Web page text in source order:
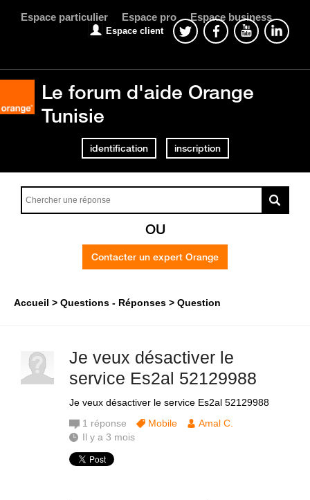
Espace particulier Espace pro Espace business
Espace client
Le forum d'aide Orange
Tunisie
identification inscription
OU
Contacter un expert Orange
Accueil Questions - Réponses Question
Je veux désactiver le
service Es2al 52129988
Je veux désactiver le service Es2al 52129988
1 réponse Mobile
Amal C.
Il y a 3 mois